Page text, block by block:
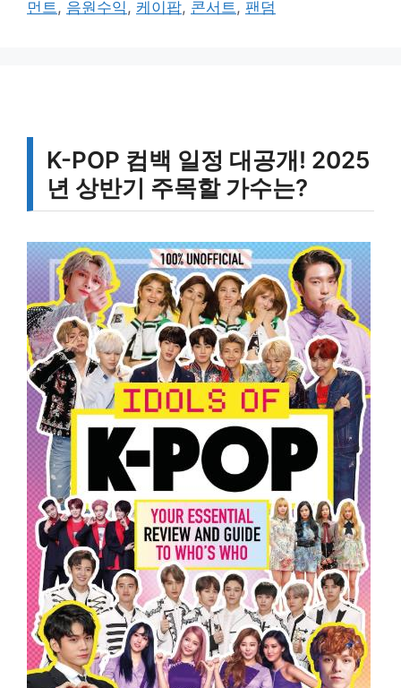
리
먼트, 음원수익, 케이팝, 콘서트, 팬덤
K-POP 컴백 일정 대공개! 2025
년 상반기 주목할 가수는?